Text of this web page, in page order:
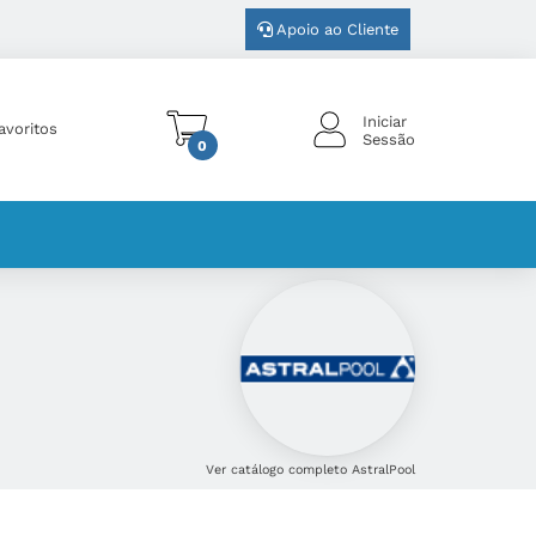
Apoio ao Cliente
0
Iniciar
Sessão
Ver catálogo completo AstralPool